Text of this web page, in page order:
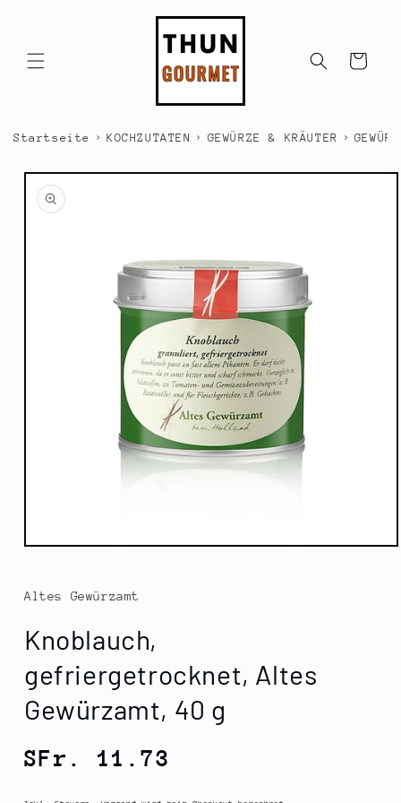
Warenkorb
Startseite › KOCHZUTATEN › GEWÜRZE & KRÄUTER ›
Medien
Modal
öffnen
Altes Gewürzamt
Knoblauch,
gefriergetrocknet, Altes
Gewürzamt, 40 g
Normaler
SFr. 11.73